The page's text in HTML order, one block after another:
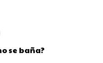
se baña?